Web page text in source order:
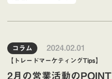
コラム 2024.02.01
【トレードマーケティングTips】
2月の営業活動のPOINT